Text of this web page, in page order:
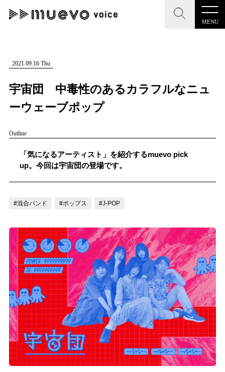
MENU
CLOSE
記事を検索する
人気ワード
#男性SSW #ポップス #女性SSW
CLOSE
"読者の声を形にする”音楽特化メディア
MENU
記事一覧
記事リクエスト
ログイン
LINK
muevoクラウドファンディング
muevoコミュニティ
ぶいクラ！by muevo
2021.09.16 Thu
宇宙団 中毒性のあるカラフルなニュ
ーウェーブポップ
Outline
「気になるアーティスト」を紹介するmuevo pick
up。今回は宇宙団の登場です。
#混合バンド #ポップス #J-POP